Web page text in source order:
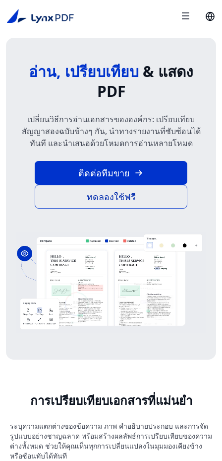
อ่าน, เปรียบเทียบ & แสดง
PDF
เปลี่ยนวิธีการอ่านเอกสารขององค์กร: เปรียบเทียบ
สัญญาสองฉบับข้างๆ กัน, นำทางรายงานที่ซับซ้อนได้
ทันที และนำเสนอด้วยโหมดการอ่านหลายโหมด
ติดต่อทีมขาย
ทดลองใช้ฟรี
การเปรียบเทียบเอกสารที่แม่นยำ
ระบุความแตกต่างของข้อความ ภาพ คำอธิบายประกอบ และการจัด
รูปแบบอย่างชาญฉลาด พร้อมสร้างผลลัพธ์การเปรียบเทียบของความ
ต่างทั้งหมด ช่วยให้คุณเห็นทุกการเปลี่ยนแปลงในมุมมองเคียงข้าง
หรือซ้อนทับได้ทันที